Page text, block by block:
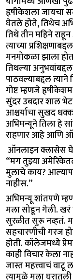
हृषीकेशला जायचा
घेतले होते, तिथेच
तिथे तीन महिने
त्याच्या
मनमोकळा झाला
तिथल्या
पाठवल्याबद्दल
गोष्ट म्हणजे
सुंदर उबदार शाल भेट
आश्चर्याचा सुखद
अभिमन्यूने तिला हे
राहणार आहे आणि
ऑनलाइन क्लासेस
“मग तुझ्या
मुलाचे काय?
नाहीस.”
अभिमन्यू शांतपणे
मला सोडून गेली.
सुरळीत सुरू नव्हतं.
सहचारणीची गरज
होती. कॉलेजमध्ये
काही विचार केला
जास्त महत्त्वाचं
त्यामुळे मला